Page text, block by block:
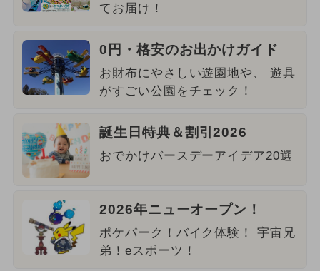
てお届け！
0円・格安のお出かけガイド
お財布にやさしい遊園地や、 遊具
がすごい公園をチェック！
誕生日特典＆割引2026
おでかけバースデーアイデア20選
2026年ニューオープン！
ポケパーク！バイク体験！ 宇宙兄
弟！eスポーツ！